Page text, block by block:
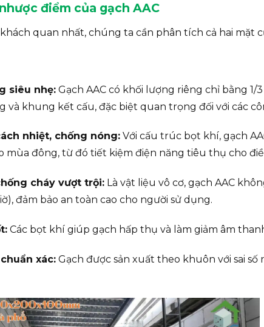
điểm của gạch AAC
quan nhất, chúng ta cần phân tích cả hai mặt
siêu nhẹ:Gạch AAC có khối lượng riêng chỉ bằng
và khung kết cấu, đặc biệt quan trọng đối với các
nhiệt, chống nóng:Với cấu trúc bọt khí, gạch
mùa đông, từ đó tiết kiệm điện năng tiêu thụ cho
cháy vượt trội:Là vật liệu vô cơ, gạch AAC
đảm bảo an toàn cao cho người sử dụng.
Các bọt khí giúp gạch hấp thụ và làm giảm âm
xác:Gạch được sản xuất theo khuôn với sai